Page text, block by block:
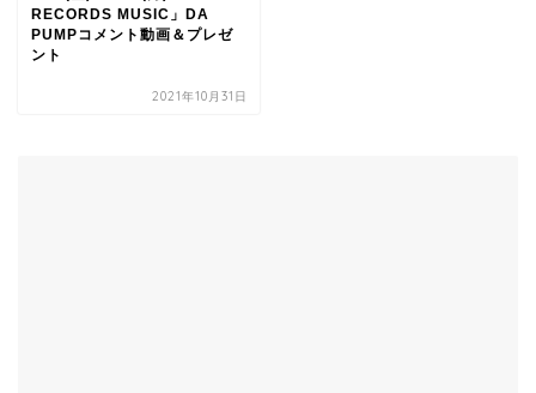
RECORDS MUSIC」DA
PUMPコメント動画＆プレゼ
ント
2021年10月31日